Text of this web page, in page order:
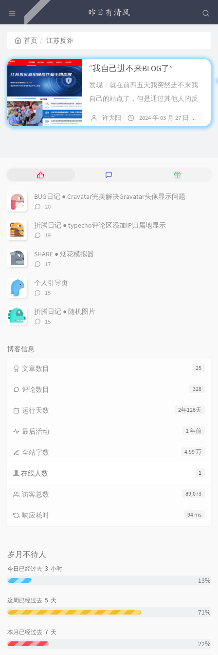
首页 江苏反诈
“我自己进不来BLOG了”
发现：就在前四五天我突然进不来我
自己的站点了，但是通过其他人的反
可以进入...
许大阳 2024 年 03 月 27 日
热
文
章
评
论
随
文
章
BUG日记 ● Cravatar完美解决Gravatar头像显示问题
评
数：
20
折腾日记 ● typecho评论区添加IP归属地显示
评
数：
19
SHARE ● 烟花模拟器
评
数：
17
个人引导页
评
数：
15
折腾日记 ● 随机图片
评
15
博客信息
25
文章数目
328
评论数目
2年126天
运行天数
1 年前
最后活动
4.99 万
全站字数
1
在线人数
89,073
访客总数
94 ms
响应耗时
岁月不待人
今日已经过去 3 小时
13%
这周已经过去 5 天
71%
本月已经过去 7 天
22%